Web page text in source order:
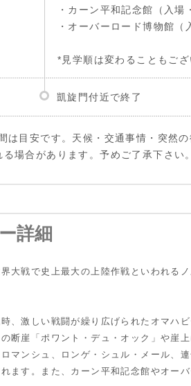
・カーン平和記念館（入場
・オーバーロード博物館（
*見学順は変わることもご
凱旋門付近で終了
は目安です。天候・交通事情・突然
る場合があります。予めご了承下さい。
詳細
大戦で史上最大の上陸作戦といわれる
、激しい戦闘が繰り広げられたオマハ
断崖「ポワント・デュ・オック」や崖
マンシュ、ロンゲ・シュル・メール、
ます。また、カーン平和記念館やオー